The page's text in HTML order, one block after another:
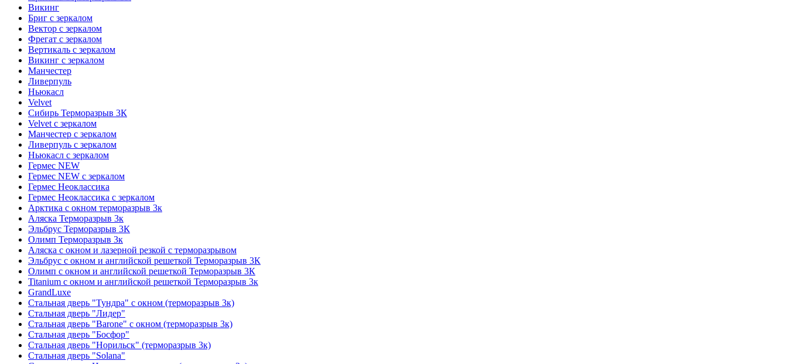
Викинг
Бриг с зеркалом
Вектор с зеркалом
Фрегат с зеркалом
Вертикаль с зеркалом
Викинг с зеркалом
Манчестер
Ливерпуль
Ньюкасл
Velvet
Сибирь Терморазрыв 3К
Velvet с зеркалом
Манчестер с зеркалом
Ливерпуль с зеркалом
Ньюкасл с зеркалом
Гермес NEW
Гермес NEW с зеркалом
Гермес Неоклассика
Гермес Неоклассика с зеркалом
Арктика с окном терморазрыв 3к
Аляска Терморазрыв 3к
Эльбрус Терморазрыв 3К
Олимп Терморазрыв 3к
Аляска с окном и лазерной резкой с терморазрывом
Эльбрус с окном и английской решеткой Терморазрыв 3К
Олимп с окном и английской решеткой Терморазрыв 3К
Titanium с окном и английской решеткой Терморазрыв 3к
GrandLuxe
Стальная дверь "Тундра" с окном (терморазрыв 3к)
Стальная дверь "Лидер"
Стальная дверь "Barone" с окном (терморазрыв 3к)
Стальная дверь "Босфор"
Стальная дверь "Норильск" (терморазрыв 3к)
Стальная дверь "Solana"